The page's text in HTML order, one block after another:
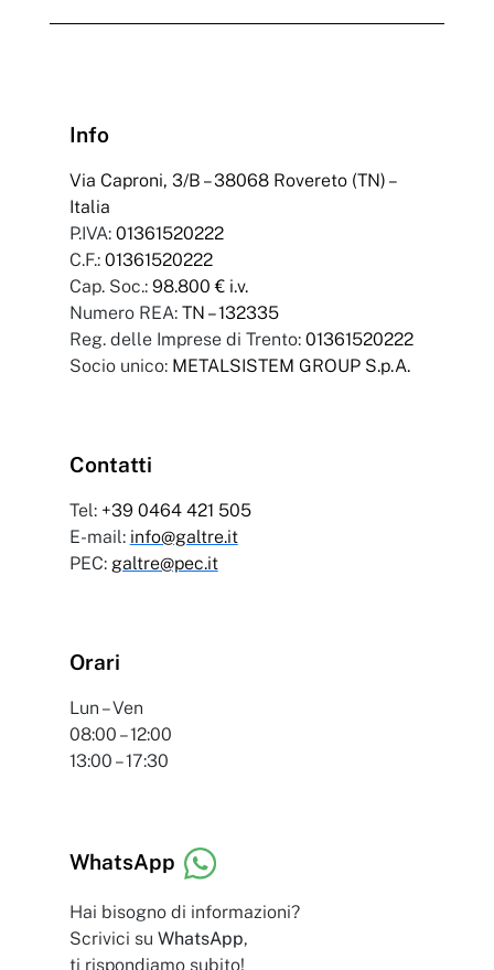
Info
Via Caproni, 3/B – 38068 Rovereto (TN) –
Italia
P.IVA: 01361520222
C.F.: 01361520222
Cap. Soc.: 98.800 € i.v.
Numero REA: TN – 132335
Reg. delle Imprese di Trento: 01361520222
Socio unico: METALSISTEM GROUP S.p.A.
Contatti
Tel: +39 0464 421 505
E-mail: info@galtre.it
PEC: galtre@pec.it
Orari
Lun – Ven
08:00 – 12:00
13:00 – 17:30
WhatsApp
Hai bisogno di informazioni?
Scrivici su WhatsApp,
ti rispondiamo subito!